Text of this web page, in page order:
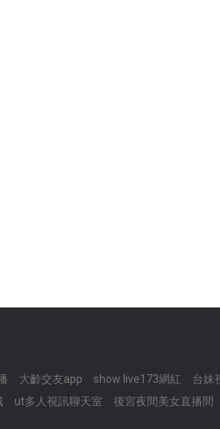
大齡交友app show live173網紅 台妹
ut多人視訊聊天室 後宮夜間美女直播間